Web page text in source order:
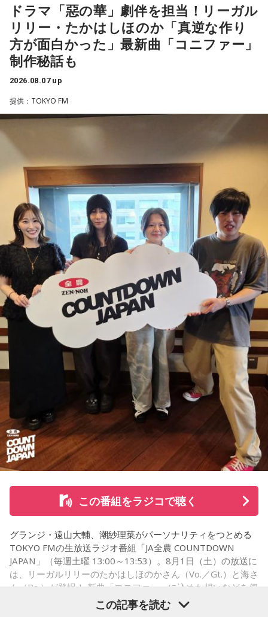
ラーが出たり、身体との感覚がつながりずらかったりするな
かで、本当にトレーナーさんのおかげでうまくやっていただ
きました」
――石垣島で自主トレをともにした後輩である篠原響投手の
活躍をどうご覧になられましたか？
山田「球速がすごくて、僕も追いつけるように頑張ります」
2試合に登板してみていかがですか？
山田「自分の持ち味が出せて抑えられることができたので、
そこは1番よかったのかなと思います。試合で投げる、野球が
できる感謝というのも再び感じることができましたし、野球
が楽しかったですね」
――今シーズンの登板はまだ2試合ですが、ヒットを1本も打
たれていないです。
山田「そうなんですか？ 何の意識もしていないです（笑）。
1イニングを無失点で抑える。どれだけピンチを作っても無失
点で抑えるというのが中継ぎの仕事なので、それができたと
いうのは本当にいいことなのかなと思います」
※インタビュアー：文化放送・斉藤一美アナウンサー
盛りだくさんの内容でお届けする一夜限りの特別番組『中島
健人のオールナイトニッポン』は8月14日(金)25時からニッポ
ン放送をキーステーションに全国ネットで放送。
◎メールテーマ『鬼事』
TVアニメ『逃げ上手の若君』第2期オープニングテーマ「鬼
事」。中島健人はこの「鬼事」を「日々のイラッとした出来
事」や「心がザワザワした、モヤモヤした事」を表す言葉と
してカジュアルに使っています。そんな、あなたの周りで起
きた「鬼事」を教えてください。
中島健人が、どう立ち回ればよかったのか手を差し伸べま
す。
※ メールの件名は「鬼事」でお願いします。
◎コーナー『人生アイズ相談ドラゴン』
「仕事場の上司、良い人なんだけどここが好きになれなく
「友人と遊んだ時に言われたあの一言がずっとモヤモヤして
「優柔不断な性格のせいで、こんな事が…」
あなたの人生相談を送ってください。その相談を受け、中島
健人が遊戯王の話をします。
※ メールの件名は「決闘」でお願いします。
◎「中島健人イメージランキング」
街の人に調査したら、中島健人が1位にランクインしそうな
「ランキングのタイトルだけ」を送ってきてください。
＜例＞
・家の照明、指パッチンで消してそうランキング
・コンビニで「温めますか？」とか「レジ袋はいります
か？」とか聞かれる前に全部先に言ってきそうな男ランキン
ドラマ「惡の華」劇伴を担当！リーガル
リリー・たかはしほのか「真逆な作り
方が面白かった」最新曲「コニファー」
制作秘話も
2026.08.07 up
提供：TOKYO FM
この番組をラジコで聴く
グランジ・遠山大輔、潮紗理菜がパーソナリティをつとめる
TOKYO FMの生放送ラジオ番組「JA全農 COUNTDOWN
JAPAN」（毎週土曜 13:00～13:53）。8月1日（土）の放送に
は、リーガルリリーのたかはしほのかさん（Vo.／Gt.）と海さ
ん（Ba.）が登場！ 新曲「コニファー」に込めた想いなどを伺
この記事を読む